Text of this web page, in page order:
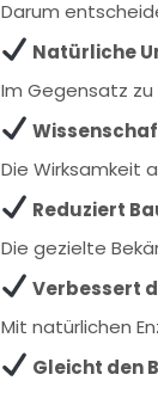
Darum
Natürliche
Im Gegensatz
Die Wirksamkeit
Reduziert
Die gezielte
Verbessert
Mit natürlichen
Gleicht den